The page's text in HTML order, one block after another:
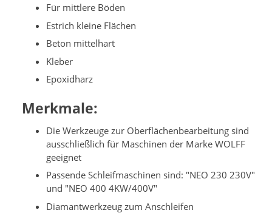
Für mittlere Böden
Estrich kleine Flächen
Beton mittelhart
Kleber
Epoxidharz
Merkmale:
Die Werkzeuge zur Oberflächenbearbeitung sind
ausschließlich für Maschinen der Marke WOLFF
geeignet
Passende Schleifmaschinen sind: "NEO 230 230V"
und "NEO 400 4KW/400V"
Diamantwerkzeug zum Anschleifen